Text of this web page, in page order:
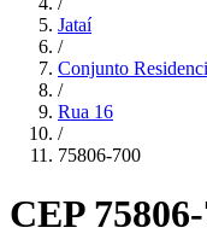
Jataí
/
Conjunto
/
Rua 16
/
75806-700
CEP